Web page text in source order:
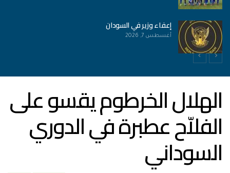
إعفاء وزير في السودان
أغسطس 7, 2026
الهلال الخرطوم يقسو على
الفلاّح عطبرة في الدوري
السوداني